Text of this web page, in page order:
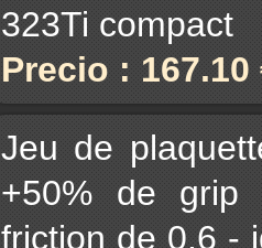
323Ti compact
Precio : 167.10
Jeu de
+50% de grip
friction de 0.6 -